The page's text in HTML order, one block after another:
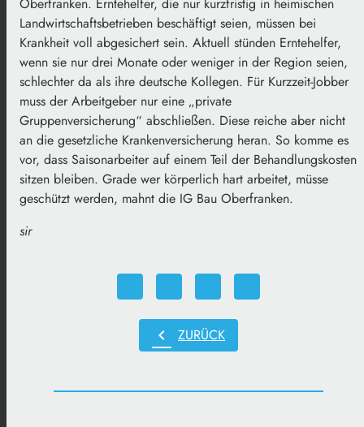
Oberfranken. Erntehelfer, die nur kurzfristig in heimischen
Landwirtschaftsbetrieben beschäftigt seien, müssen bei
Krankheit voll abgesichert sein. Aktuell stünden Erntehelfer,
wenn sie nur drei Monate oder weniger in der Region seien,
schlechter da als ihre deutsche Kollegen. Für Kurzzeit-Jobber
muss der Arbeitgeber nur eine „private
Gruppenversicherung“ abschließen. Diese reiche aber nicht
an die gesetzliche Krankenversicherung heran. So komme es
vor, dass Saisonarbeiter auf einem Teil der Behandlungskosten
sitzen bleiben. Grade wer körperlich hart arbeitet, müsse
geschützt werden, mahnt die IG Bau Oberfranken.
sir
chevron_left ZURÜCK